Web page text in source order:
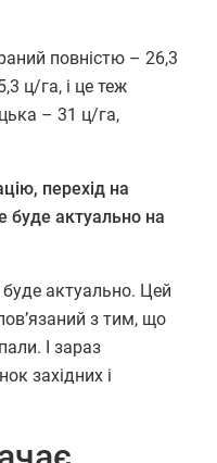
повністю – 26,3
ц/га, і це теж
– 31 ц/га,
перехід на
буде актуально на
актуально. Цей
з тим, що
І зараз
західних і